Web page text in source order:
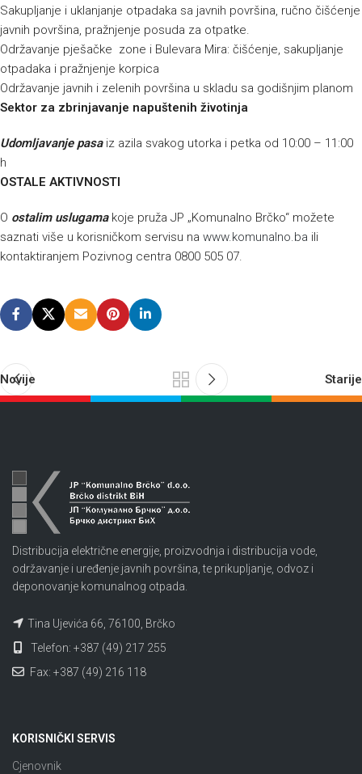
Sakupljanje i uklanjanje otpadaka sa javnih površina, ručno čišćenje
javnih površina, pražnjenje posuda za otpatke.
Održavanje pješačke zone i Bulevara Mira: čišćenje, sakupljanje
otpadaka i pražnjenje korpica
Održavanje javnih i zelenih površina u skladu sa godišnjim planom
Sektor za zbrinjavanje napuštenih životinja
Udomljavanje pasaiz azila svakog utorka i petka od 10:00 – 11:00
h
OSTALE AKTIVNOSTI
O ostalim uslugamakoje pruža JP „Komunalno Brčko“ možete
saznati više u korisničkom servisu na www.komunalno.ba ili
kontaktiranjem Pozivnog centra 0800 505 07.
Novije Starije
Distribucija električne energije, proizvodnja i distribucija vode,
održavanje i uređenje javnih površina, te prikupljanje, odvoz i
deponovanje komunalnog otpada.
Tina Ujevića 66, 76100, Brčko
Telefon: +387 (49) 217 255
Fax: +387 (49) 216 118
KORISNIČKI SERVIS
Cjenovnik